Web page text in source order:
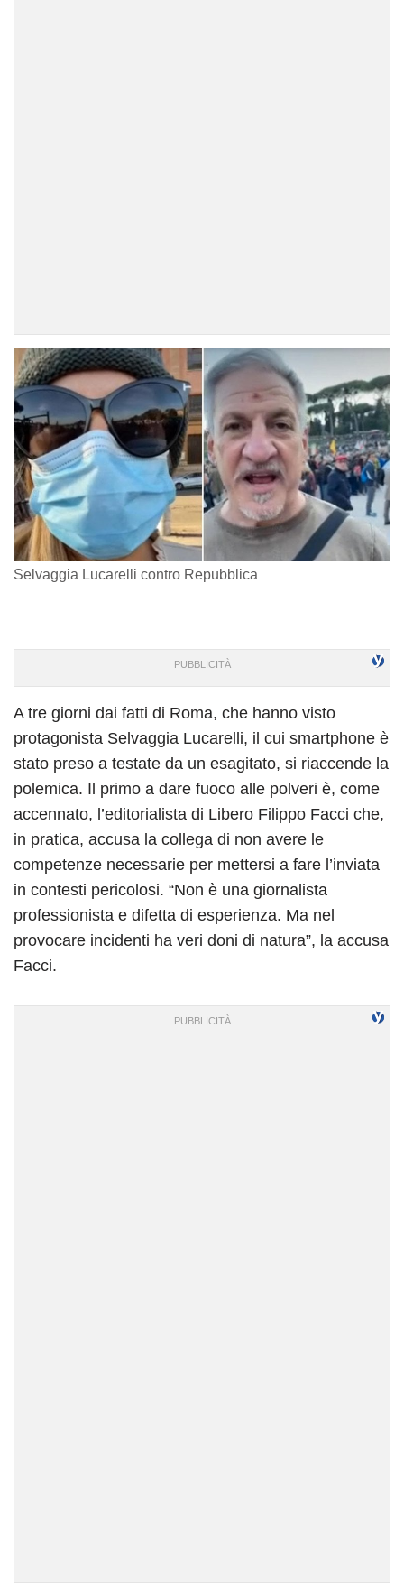
Selvaggia Lucarelli contro Repubblica
A tre giorni dai fatti di Roma, che hanno visto
protagonista Selvaggia Lucarelli, il cui smartphone è
stato preso a testate da un esagitato, si riaccende la
polemica. Il primo a dare fuoco alle polveri è, come
accennato, l’editorialista di Libero Filippo Facci che,
in pratica, accusa la collega di non avere le
competenze necessarie per mettersi a fare l’inviata
in contesti pericolosi. “Non è una giornalista
professionista e difetta di esperienza. Ma nel
provocare incidenti ha veri doni di natura”, la accusa
Facci.